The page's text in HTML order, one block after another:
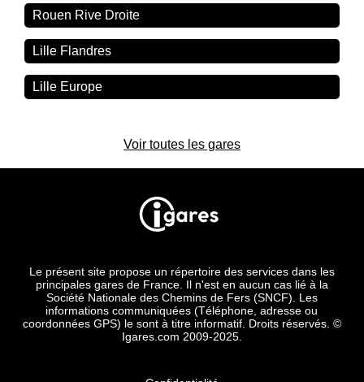
Rouen Rive Droite
Lille Flandres
Lille Europe
Voir toutes les gares
Le présent site propose un répertoire des services dans les
principales gares de France. Il n'est en aucun cas lié à la
Société Nationale des Chemins de Fers (SNCF). Les
informations communiquées (Téléphone, adresse ou
coordonnées GPS) le sont à titre informatif. Droits réservés. ©
Igares.com 2009-2025.